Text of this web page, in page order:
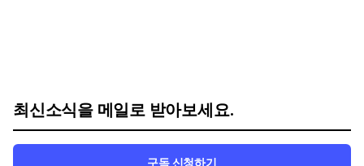
최신소식을 메일로 받아보세요.
구독 신청하기